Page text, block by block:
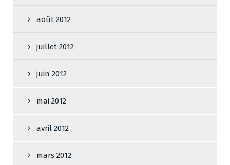
août 2012
juillet 2012
juin 2012
mai 2012
avril 2012
mars 2012